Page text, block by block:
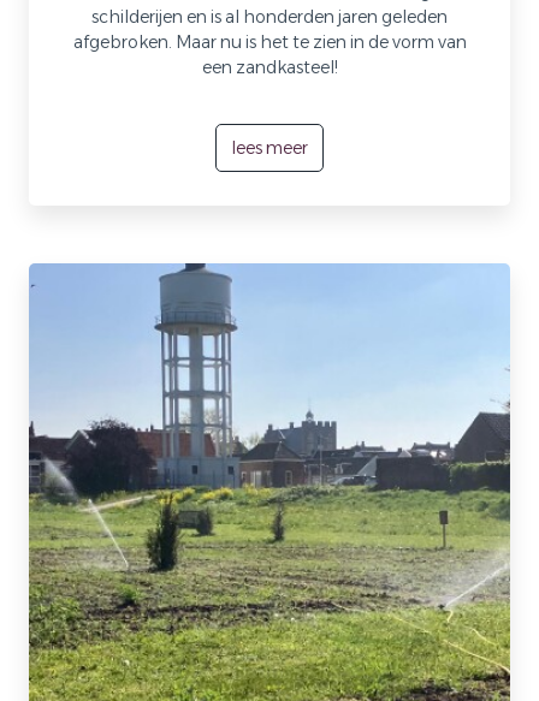
schilderijen en is al honderden jaren geleden
afgebroken. Maar nu is het te zien in de vorm van
een zandkasteel!
lees meer